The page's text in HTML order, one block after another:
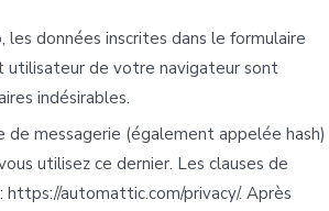
données inscrites dans le formulaire
utilisateur de votre navigateur sont
indésirables.
messagerie (également appelée hash)
utilisez ce dernier. Les clauses de
automattic.com/privacy/. Après